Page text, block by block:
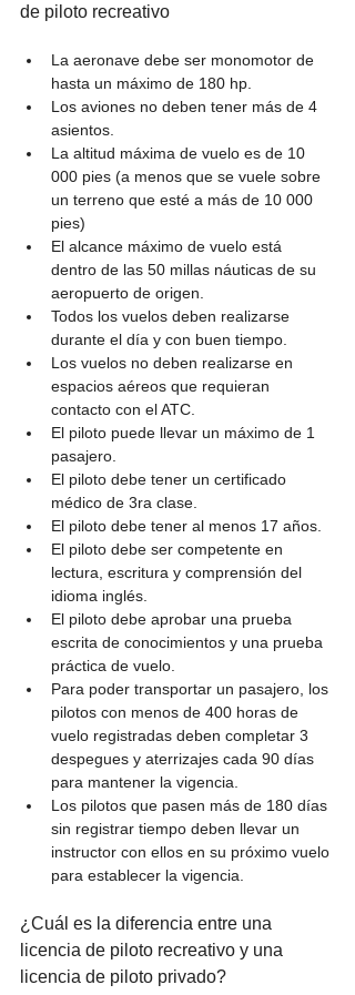
de piloto recreativo
La aeronave debe ser monomotor de
hasta un máximo de 180 hp.
Los aviones no deben tener más de 4
asientos.
La altitud máxima de vuelo es de 10
000 pies (a menos que se vuele sobre
un terreno que esté a más de 10 000
pies)
El alcance máximo de vuelo está
dentro de las 50 millas náuticas de su
aeropuerto de origen.
Todos los vuelos deben realizarse
durante el día y con buen tiempo.
Los vuelos no deben realizarse en
espacios aéreos que requieran
contacto con el ATC.
El piloto puede llevar un máximo de 1
pasajero.
El piloto debe tener un certificado
médico de 3ra clase.
El piloto debe tener al menos 17 años.
El piloto debe ser competente en
lectura, escritura y comprensión del
idioma inglés.
El piloto debe aprobar una prueba
escrita de conocimientos y una prueba
práctica de vuelo.
Para poder transportar un pasajero, los
pilotos con menos de 400 horas de
vuelo registradas deben completar 3
despegues y aterrizajes cada 90 días
para mantener la vigencia.
Los pilotos que pasen más de 180 días
sin registrar tiempo deben llevar un
instructor con ellos en su próximo vuelo
para establecer la vigencia.
¿Cuál es la diferencia entre una
licencia de piloto recreativo y una
licencia de piloto privado?